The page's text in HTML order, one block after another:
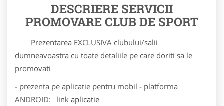
DESCRIERE SERVICII
PROMOVARE CLUB DE SPORT
Prezentarea EXCLUSIVA clubului/salii
dumneavoastra cu toate detaliile pe care doriti sa le
promovati
- prezenta pe aplicatie pentru mobil - platforma
ANDROID:
link aplicatie